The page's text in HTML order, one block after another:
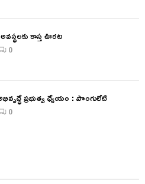
కాస్త ఊరట
0
ప్రభుత్వ ధ్యేయం : పొంగులేటి
0